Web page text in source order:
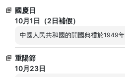
國慶日
10月1日（2日補假）
中國人民共和國的開國典禮於1949年
重陽節
10月23日